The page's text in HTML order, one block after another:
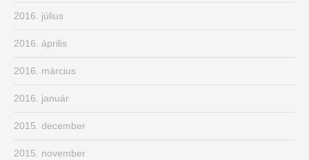
2016. július
2016. április
2016. március
2016. január
2015. december
2015. november